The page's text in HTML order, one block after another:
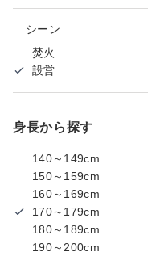
シーン
焚火
設営
身長から探す
140～149cm
150～159cm
160～169cm
170～179cm
180～189cm
190～200cm